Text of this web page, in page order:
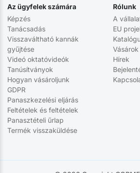
Az ügyfelek számára
Képzés
Tanácsadás
Visszaváltható kannák
gyűjtése
Videó oktatóvideók
Tanúsítványok
Hogyan vásároljunk
GDPR
Panaszkezelési eljárás
Feltételek és feltételek
Panasztételi űrlap
Termék visszaküldése
Rólunk
A
EU
Hírek